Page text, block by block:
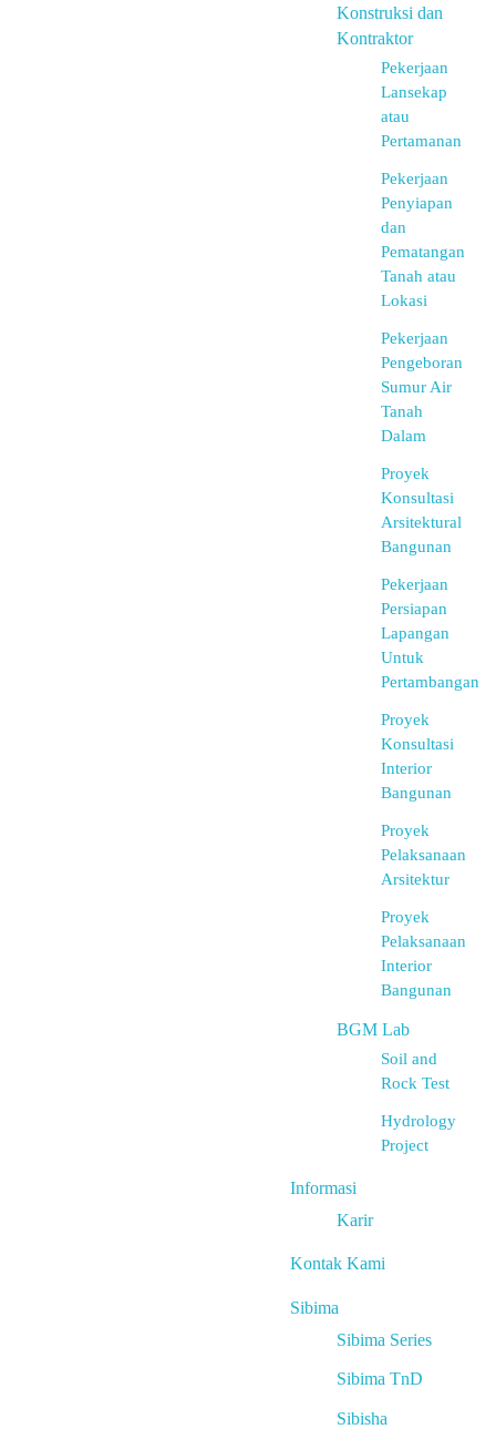
Konstruksi dan
Kontraktor
Pekerjaan
Lansekap
atau
Pertamanan
Pekerjaan
Penyiapan
dan
Pematangan
Tanah atau
Lokasi
Pekerjaan
Pengeboran
Sumur Air
Tanah
Dalam
Proyek
Konsultasi
Arsitektural
Bangunan
Pekerjaan
Persiapan
Lapangan
Untuk
Pertambangan
Proyek
Konsultasi
Interior
Bangunan
Proyek
Pelaksanaan
Arsitektur
Proyek
Pelaksanaan
Interior
Bangunan
BGM Lab
Soil and
Rock Test
Hydrology
Project
Informasi
Karir
Kontak Kami
Sibima
Sibima Series
Sibima TnD
Sibisha